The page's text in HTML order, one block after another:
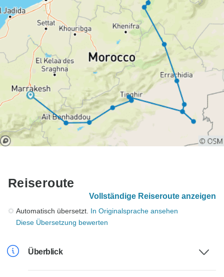
Reiseroute
Vollständige Reiseroute anzeigen
Automatisch übersetzt. In Originalsprache ansehen
Diese Übersetzung bewerten
Überblick